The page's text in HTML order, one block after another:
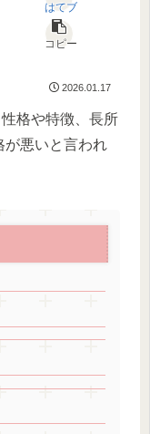
はてブ
コピー
2026.01.17
格や特徴、長所
が悪いと言われ